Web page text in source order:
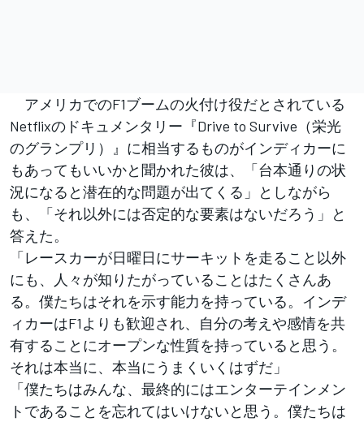
アメリカでのF1ブームの火付け役だとされている
Netflixのドキュメンタリー『Drive to Survive（栄光
のグランプリ）』に相当するものがインディカーに
もあってもいいかと聞かれた彼は、「台本通りの状
況になると潜在的な問題が出てくる」としながら
も、「それ以外には否定的な要素はないだろう」と
答えた。
「レースカーが日曜日にサーキットを走ること以外
にも、人々が知りたがっていることはたくさんあ
る。僕たちはそれを示す能力を持っている。インデ
ィカーはF1よりも歓迎され、自分の考えや感情を共
有することにオープンな性質を持っていると思う。
それは本当に、本当にうまくいくはずだ」
「僕たちはみんな、最終的にはエンターテインメン
トであることを忘れてはいけないと思う。僕たちは